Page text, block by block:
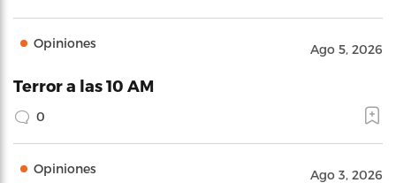
Opiniones Ago 5, 2026
Terror a las 10 AM
0
Opiniones Ago 3, 2026